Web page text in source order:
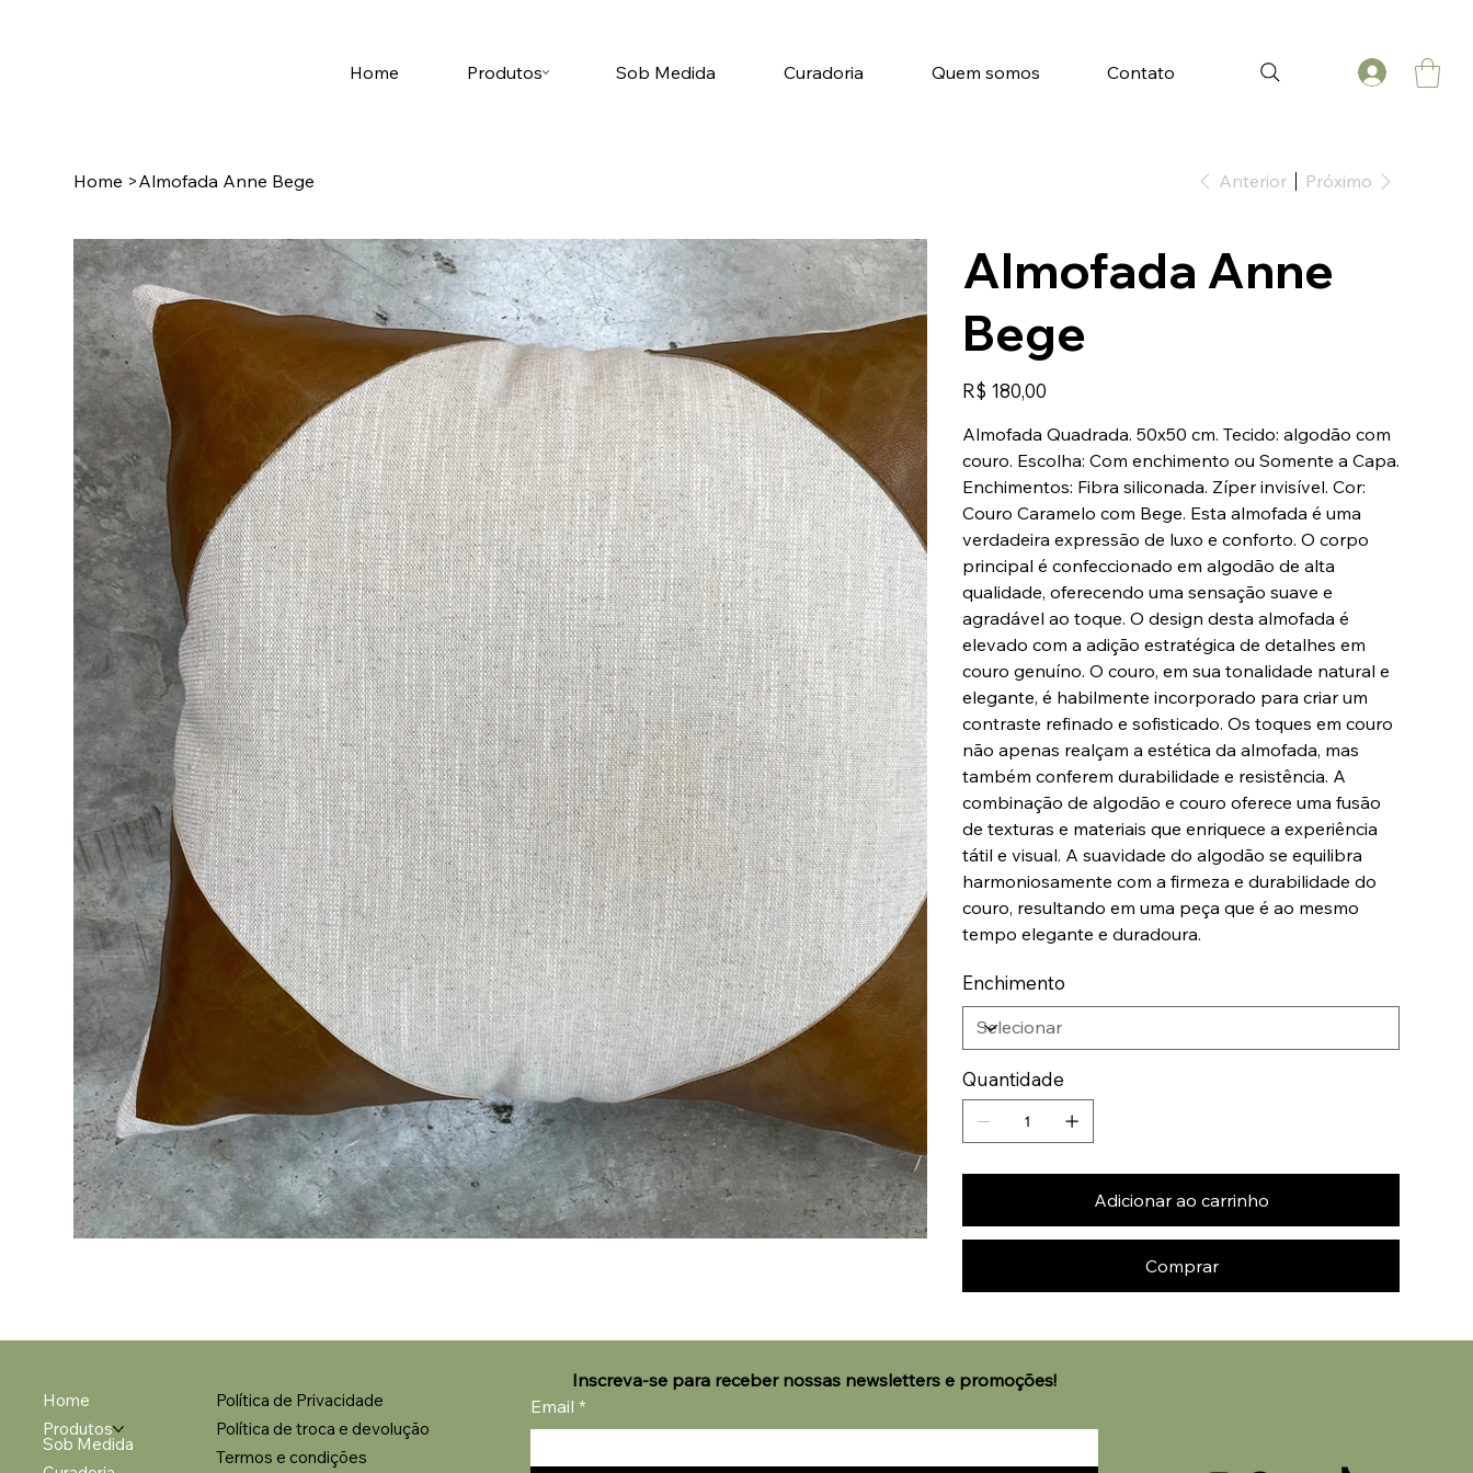
Tell us, how can we solve your issue?
Home Produtos Sob Medida Curadoria Quem somos Contato
Home >Almofada Anne Bege Anterior Próximo
Almofada Anne
Bege
Preço
R$ 180,00
Almofada Quadrada. 50x50 cm. Tecido: algodão com
couro. Escolha: Com enchimento ou Somente a Capa.
Enchimentos: Fibra siliconada. Zíper invisível. Cor:
Couro Caramelo com Bege. Esta almofada é uma
verdadeira expressão de luxo e conforto. O corpo
principal é confeccionado em algodão de alta
qualidade, oferecendo uma sensação suave e
agradável ao toque. O design desta almofada é
elevado com a adição estratégica de detalhes em
couro genuíno. O couro, em sua tonalidade natural e
elegante, é habilmente incorporado para criar um
contraste refinado e sofisticado. Os toques em couro
não apenas realçam a estética da almofada, mas
também conferem durabilidade e resistência. A
combinação de algodão e couro oferece uma fusão
de texturas e materiais que enriquece a experiência
tátil e visual. A suavidade do algodão se equilibra
harmoniosamente com a firmeza e durabilidade do
couro, resultando em uma peça que é ao mesmo
tempo elegante e duradoura.
Enchimento
Quantidade
Adicionar ao carrinho
Comprar
Home
Produtos
Sob Medida
Política de Privacidade
Política de troca e devolução
Termos e condições
Inscreva-se para receber nossas newsletters e promoções!
Email *